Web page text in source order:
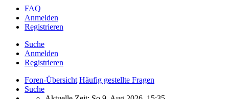
FAQ
Anmelden
Registrieren
Suche
Anmelden
Registrieren
Foren-Übersicht Häufig gestellte Fragen
Suche